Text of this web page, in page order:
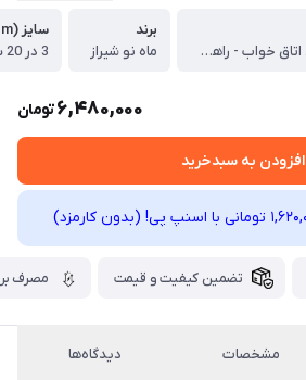
قیمت و خرید لوستر جدید اتاق خواب - راهرو کد 114
برند
ماه نو شیراز
سایز (cm)
3 در 20 سانتیمتری
6,480,000تومان
افزودن به سبدخرید
تضمین کیفیت و قیمت مصرف
مشخصات دیدگاه‌ها